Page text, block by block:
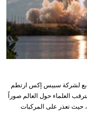
أن جزءاً ضخماً تائهاً من صاروخ فالكون 9 تابع لشركة سبيس إكس ارتطم
العلماء حول العالم صوراً
حيث تعذر على المركبات